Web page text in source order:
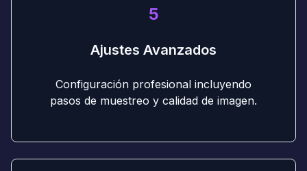
5
Ajustes Avanzados
Configuración profesional incluyendo
pasos de muestreo y calidad de imagen.